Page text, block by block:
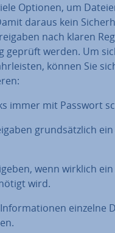
Optionen, um
daraus kein
nach klaren
geprüft werden. Um
können Sie
immer mit Passwort
grund­sätz­lich
wenn wirklich
wird.
einzelne